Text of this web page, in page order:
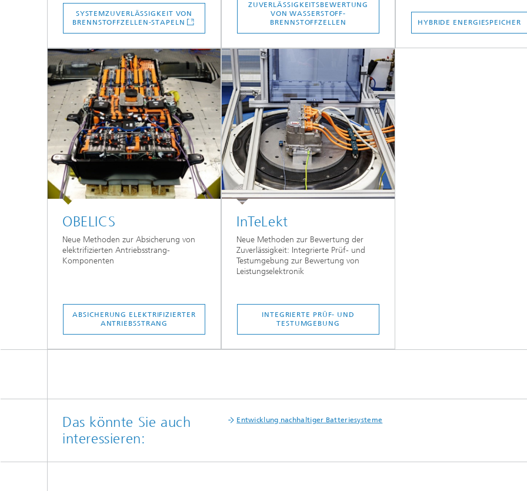
SYSTEMZUVERLÄSSIGKEIT VON
BRENNSTOFFZELLEN-STAPELN
ZUVERLÄSSIGKEITSBEWERTUNG
VON WASSERSTOFF-
BRENNSTOFFZELLEN
HYBRIDE ENERGIESPEICHER
OBELICS
Neue Methoden zur Absicherung von
elektrifizierten Antriebsstrang-
Komponenten
ABSICHERUNG ELEKTRIFIZIERTER
ANTRIEBSSTRANG
InTeLekt
Neue Methoden zur Bewertung der
Zuverlässigkeit: Integrierte Prüf- und
Testumgebung zur Bewertung von
Leistungselektronik
INTEGRIERTE PRÜF- UND
TESTUMGEBUNG
Das könnte Sie auch
interessieren:
Entwicklung nachhaltiger Batteriesysteme